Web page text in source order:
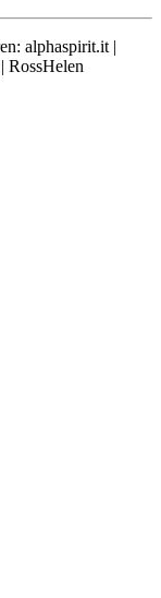
alphaspirit.it |
RossHelen